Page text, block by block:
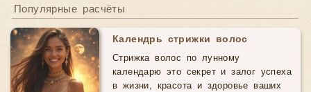
Популярные расчёты
Календрь стрижки волос
Стрижка волос по лунному
календарю это секрет и залог успеха
в жизни, красота и здоровье ваших